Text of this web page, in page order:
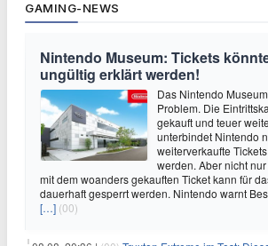
GAMING-NEWS
Nintendo Museum: Tickets
ungültig erklärt werden!
Das Nintendo
Problem. Die
gekauft und teuer
unterbindet Nintendo
weiterverkaufte
werden. Aber nicht
mit dem woanders gekauften Ticket kann für
dauerhaft gesperrt werden. Nintendo warnt
[…] (00)